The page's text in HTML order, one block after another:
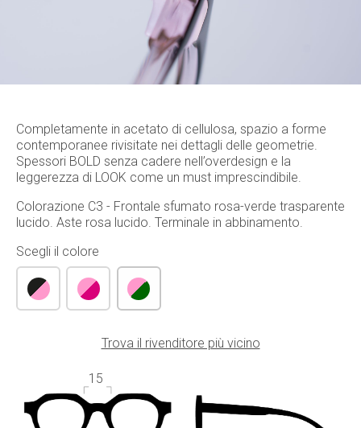
Completamente in acetato di cellulosa, spazio a forme
contemporanee rivisitate nei dettagli delle geometrie.
Spessori BOLD senza cadere nell’overdesign e la
leggerezza di LOOK come un must imprescindibile.
Colorazione C3 - Frontale sfumato rosa-verde trasparente
lucido. Aste rosa lucido. Terminale in abbinamento.
Scegli il colore
Trova il rivenditore più vicino
15